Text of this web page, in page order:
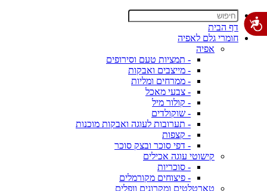
דף הבית
חומרי גלם לאפיה
אפיה
- תמציות טעם וסירופים
- מייצבים ואבקות
- ממרחים ומליות
- צבעי מאכל
- קולור מיל
- שוקולדים
- תערובות לעוגה ואבקות מוכנות
- קצפות
- דפי סוכר ובצק סוכר
קישוטי עוגה אכילים
- סוכריות
- פיצוחים מקורמלים
טארטלטים ומקרונים וופלים